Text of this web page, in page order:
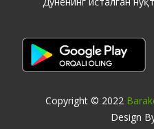
Copyright © 2022
Design